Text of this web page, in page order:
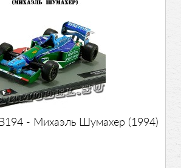
- Михаэль Шумахер (1994)